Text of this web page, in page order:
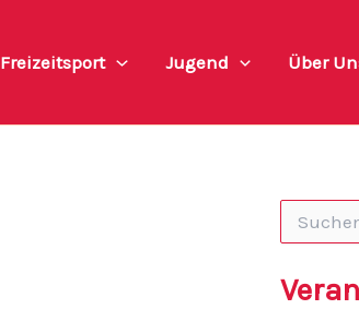
Freizeitsport Jugend Über
h
e